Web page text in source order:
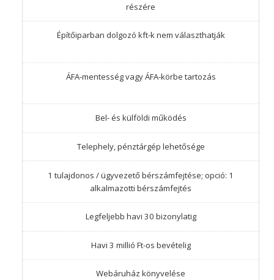
részére
Építőiparban dolgozó kft-k nem választhatják
ÁFA-mentesség vagy ÁFA-körbe tartozás
Bel- és külföldi működés
Telephely, pénztárgép lehetősége
1 tulajdonos / ügyvezető bérszámfejtése; opció: 1
alkalmazotti bérszámfejtés
Legfeljebb havi 30 bizonylatig
Havi 3 millió Ft-os bevételig
Webáruház könyvelése